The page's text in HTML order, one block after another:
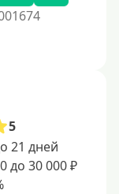
5
21 дней
до 30 000 ₽